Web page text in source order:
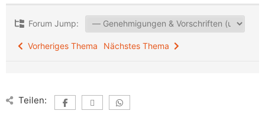
Forum Jump:
Vorheriges Thema Nächstes Thema
Teilen: